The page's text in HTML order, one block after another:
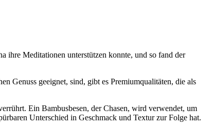
ihre Meditationen unterstützen konnte, und so fand der
Genuss geeignet, sind, gibt es Premiumqualitäten, die als
Ein Bambusbesen, der Chasen, wird verwendet, um
Unterschied in Geschmack und Textur zur Folge hat.